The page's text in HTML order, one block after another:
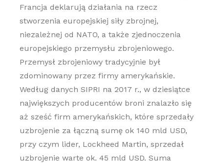
Francja deklarują działania na rzecz
stworzenia europejskiej siły zbrojnej,
niezależnej od NATO, a także zjednoczenia
europejskiego przemysłu zbrojeniowego.
Przemysł zbrojeniowy tradycyjnie był
zdominowany przez firmy amerykańskie.
Według danych SIPRI na 2017 r., w dziesiątce
największych producentów broni znalazło się
aż sześć firm amerykańskich, które sprzedały
uzbrojenie za łączną sumę ok 140 mld USD,
przy czym lider, Lockheed Martin, sprzedał
uzbrojenie warte ok. 45 mld USD. Suma